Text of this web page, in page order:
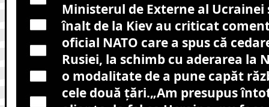
Ministerul de Externe al Ucrainei
înalt de la Kiev au criticat
oficial NATO care a spus că
Rusiei, la schimb cu aderarea la
o modalitate de a pune capăt
cele două țări.„Am presupus